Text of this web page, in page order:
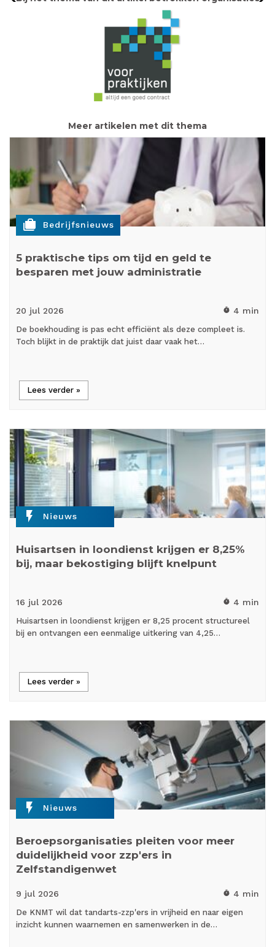
Meer artikelen met dit thema
cases Bedrijfsnieuws
5 praktische tips om tijd en geld te
besparen met jouw administratie
20 jul 2026 timer 4 min
De boekhouding is pas echt efficiënt als deze compleet is.
Toch blijkt in de praktijk dat juist daar vaak het…
Lees verder »
flash_on Nieuws
Huisartsen in loondienst krijgen er 8,25%
bij, maar bekostiging blijft knelpunt
16 jul 2026 timer 4 min
Huisartsen in loondienst krijgen er 8,25 procent structureel
bij en ontvangen een eenmalige uitkering van 4,25…
Lees verder »
flash_on Nieuws
Beroepsorganisaties pleiten voor meer
duidelijkheid voor zzp'ers in
Zelfstandigenwet
9 jul 2026 timer 4 min
De KNMT wil dat tandarts-zzp'ers in vrijheid en naar eigen
inzicht kunnen waarnemen en samenwerken in de…